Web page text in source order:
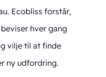
Ecobliss forstår,
hver gang
vilje til at finde
ny udfordring.